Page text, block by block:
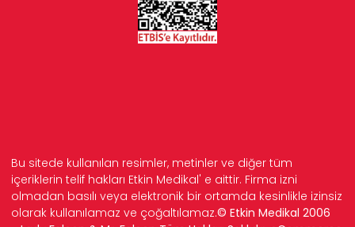
Bu sitede kullanılan resimler, metinler ve diğer tüm
içeriklerin telif hakları Etkin Medikal' e aittir. Firma izni
olmadan basılı veya elektronik bir ortamda kesinlikle izinsiz
olarak kullanılamaz ve çoğaltılamaz.© Etkin Medikal 2006